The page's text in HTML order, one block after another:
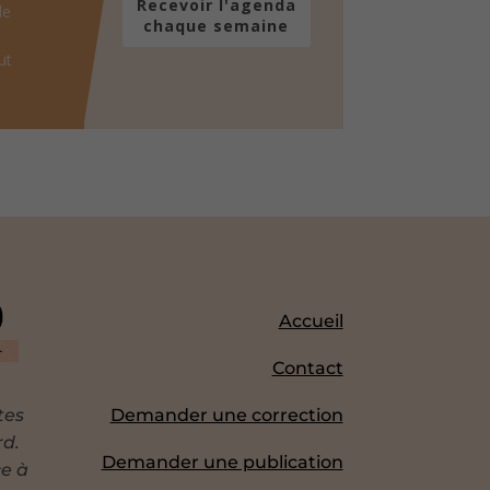
Recevoir l'agenda
chaque semaine
à
Accueil
Contact
Demander une correction
Demander une publication